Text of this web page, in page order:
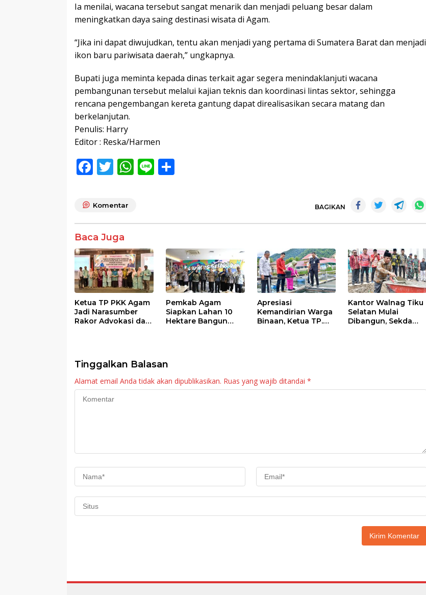
Ia menilai, wacana tersebut sangat menarik dan menjadi peluang besar dalam
meningkatkan daya saing destinasi wisata di Agam.
“Jika ini dapat diwujudkan, tentu akan menjadi yang pertama di Sumatera Barat dan menjadi
ikon baru pariwisata daerah,” ungkapnya.
Bupati juga meminta kepada dinas terkait agar segera menindaklanjuti wacana
pembangunan tersebut melalui kajian teknis dan koordinasi lintas sektor, sehingga
rencana pengembangan kereta gantung dapat direalisasikan secara matang dan
berkelanjutan.
Penulis: Harry
Editor : Reska/Harmen
F
e
o
o
k
T
itt
W
p
p
Li
Komentar BAGIKAN
Baca Juga
Ketua TP PKK Agam
Jadi Narasumber
Rakor Advokasi dan
Pemkab Agam
Siapkan Lahan 10
Hektare Bangun
Apresiasi
Kemandirian Warga
Binaan, Ketua TP.
Kantor Walnag Tiku
Selatan Mulai
Dibangun, Sekda
Tinggalkan Balasan
Alamat email Anda tidak akan dipublikasikan. Ruas yang wajib ditandai *